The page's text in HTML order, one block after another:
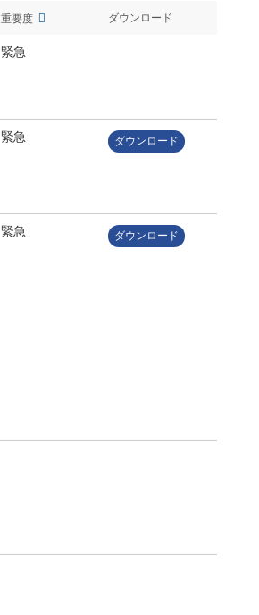
重要度 ダウンロード
緊急
緊急 ダウンロード
緊急 ダウンロード